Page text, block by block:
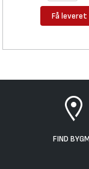
Få leveret
FIND